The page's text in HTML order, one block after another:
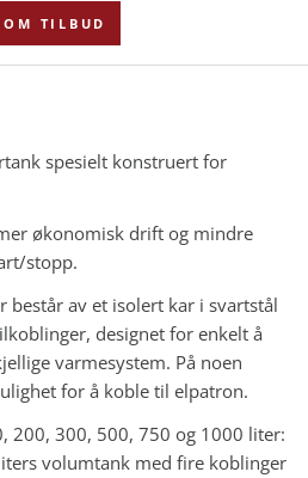
OM TILBUD
spesielt konstruert for
økonomisk drift og mindre
stopp.
består av et isolert kar i svartstål
designet for enkelt å
varmesystem. På noen
for å koble til elpatron.
200, 300, 500, 750 og 1000 liter:
volumtank med fire koblinger